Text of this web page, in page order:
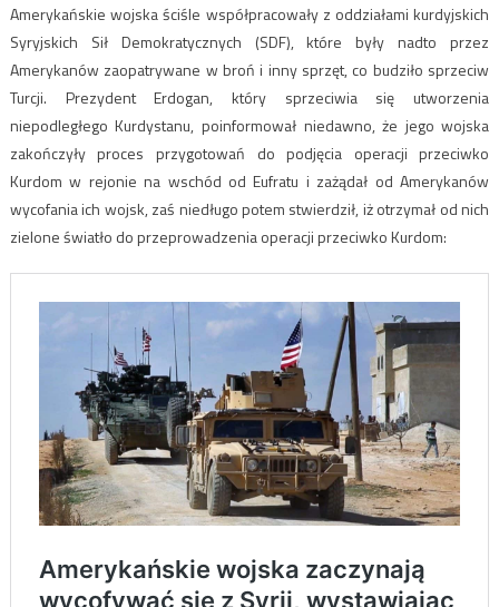
Amerykańskie wojska ściśle współpracowały z oddziałami kurdyjskich
Syryjskich Sił Demokratycznych (SDF), które były nadto przez
Amerykanów zaopatrywane w broń i inny sprzęt, co budziło sprzeciw
Turcji. Prezydent Erdogan, który sprzeciwia się utworzenia
niepodległego Kurdystanu, poinformował niedawno, że jego wojska
zakończyły proces przygotowań do podjęcia operacji przeciwko
Kurdom w rejonie na wschód od Eufratu i zażądał od Amerykanów
wycofania ich wojsk, zaś niedługo potem stwierdził, iż otrzymał od nich
zielone światło do przeprowadzenia operacji przeciwko Kurdom: